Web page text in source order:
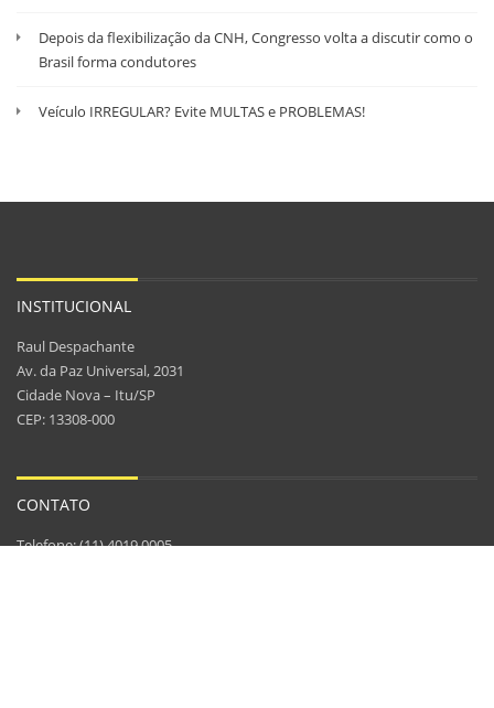
Depois da flexibilização da CNH, Congresso volta a discutir como o
Brasil forma condutores
Veículo IRREGULAR? Evite MULTAS e PROBLEMAS!
INSTITUCIONAL
Raul Despachante
Av. da Paz Universal, 2031
Cidade Nova – Itu/SP
CEP: 13308-000
CONTATO
Telefone: (11) 4019.0005